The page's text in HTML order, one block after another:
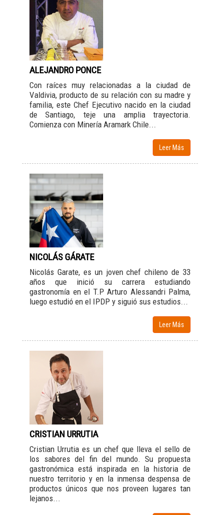
ALEJANDRO PONCE
Con raíces muy relacionadas a la ciudad de
Valdivia, producto de su relación con su madre y
familia, este Chef Ejecutivo nacido en la ciudad
de Santiago, teje una amplia trayectoria.
Comienza con Minería Aramark Chile...
Leer Más
NICOLÁS GÁRATE
Nicolás Garate, es un joven chef chileno de 33
años que inició su carrera estudiando
gastronomía en el T.P Arturo Alessandri Palma,
luego estudió en el IPDP y siguió sus estudios...
Leer Más
CRISTIAN URRUTIA
Cristian Urrutia es un chef que lleva el sello de
los sabores del fin del mundo. Su propuesta
gastronómica está inspirada en la historia de
nuestro territorio y en la inmensa despensa de
productos únicos que nos proveen lugares tan
lejanos...